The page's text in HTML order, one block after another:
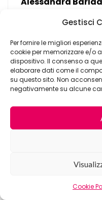
Gestisci
Per fornire le migliori
cookie per memorizzare e/o
dispositivo. Il consenso a
elaborare dati come il
su questo sito. Non
negativamente su alcune
Cookie
Previous post